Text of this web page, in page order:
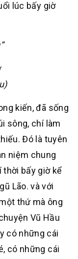
lúc bấy giờ
kiến, đã sống
sông, chí làm
Đó là tuyên
niệm chung
thời bấy giờ kể
Lão. và với
thứ mà ông
Vũ Hầu
có những cái
có những cái